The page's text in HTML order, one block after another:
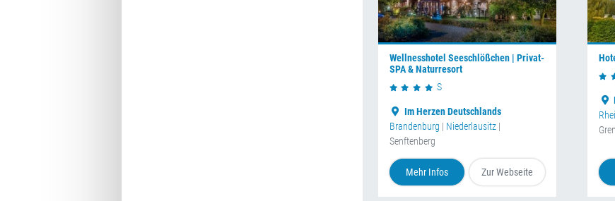
Wellnesshotel Seeschlößchen | Privat-
SPA & Naturresort
S
Im Herzen Deutschlands
Brandenburg | Niederlausitz|
Senftenberg
Mehr Infos Zur Webseite